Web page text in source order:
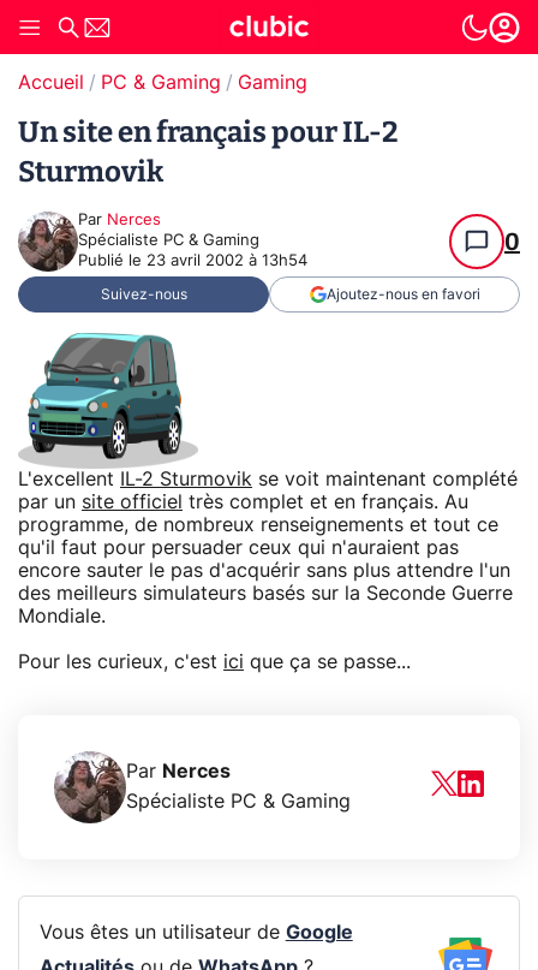
Accueil PC & Gaming Gaming
Un site en français pour IL-2
Sturmovik
Par Nerces
Spécialiste PC & Gaming
Publié le 23 avril 2002 à 13h54
0
Suivez-nous Ajoutez-nous en favori
L'excellent IL-2 Sturmovik se voit maintenant complété
par un site officiel très complet et en français. Au
programme, de nombreux renseignements et tout ce
qu'il faut pour persuader ceux qui n'auraient pas
encore sauter le pas d'acquérir sans plus attendre l'un
des meilleurs simulateurs basés sur la Seconde Guerre
Mondiale.
Pour les curieux, c'est ici que ça se passe...
Par Nerces
Spécialiste PC & Gaming
Vous êtes un utilisateur de Google